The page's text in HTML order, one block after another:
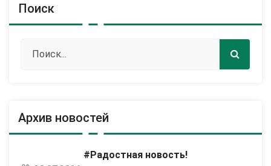
Поиск
Архив новостей
#Радостная новость!